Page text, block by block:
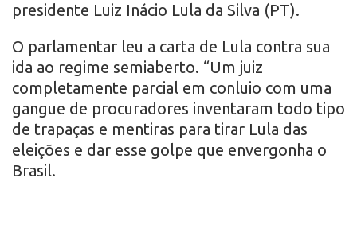
presidente Luiz Inácio Lula da Silva (PT).
O parlamentar leu a carta de Lula contra sua
ida ao regime semiaberto. “Um juiz
completamente parcial em conluio com uma
gangue de procuradores inventaram todo tipo
de trapaças e mentiras para tirar Lula das
eleições e dar esse golpe que envergonha o
Brasil.